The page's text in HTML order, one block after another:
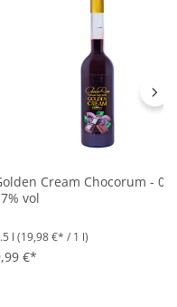
Cream Chocorum -
vol
l (19,98 €* / 1 l)
€*